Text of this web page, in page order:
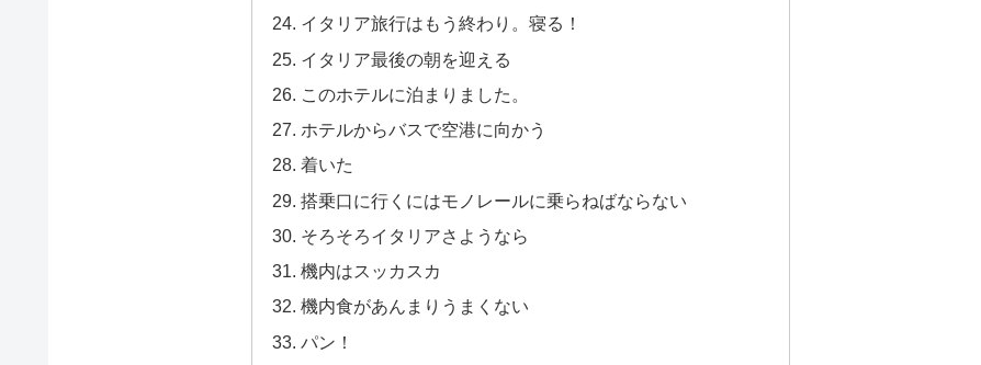
イタリア旅行はもう終わり。寝る！
イタリア最後の朝を迎える
このホテルに泊まりました。
ホテルからバスで空港に向かう
着いた
搭乗口に行くにはモノレールに乗らねばならない
そろそろイタリアさようなら
機内はスッカスカ
機内食があんまりうまくない
パン！